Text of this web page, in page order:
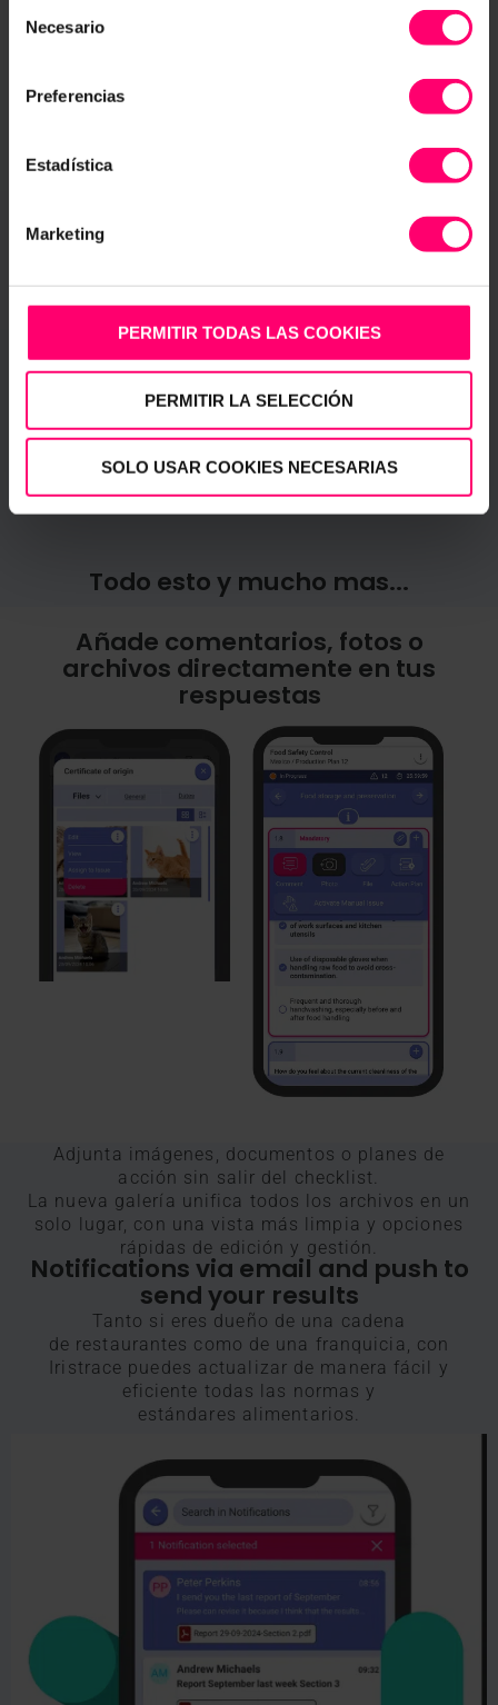
activo hasta que ejecute alguna de estas dos opciones:
Necesario
Preferencias
Estadística
Marketing
PERMITIR TODAS LAS COOKIES
PERMITIR LA SELECCIÓN
SOLO USAR COOKIES NECESARIAS
Eliminar checklist
Todo esto y mucho mas...
Añade comentarios, fotos o
archivos directamente en tus
respuestas
Adjunta imágenes, documentos o planes de
acción sin salir del checklist.
La nueva galería unifica todos los archivos en un
solo lugar, con una vista más limpia y opciones
rápidas de edición y gestión.
Notifications via email and push to
send your results
Tanto si eres dueño de una cadena
de restaurantes como de una franquicia, con
Iristrace puedes actualizar de manera fácil y
eficiente todas las normas y
estándares alimentarios.